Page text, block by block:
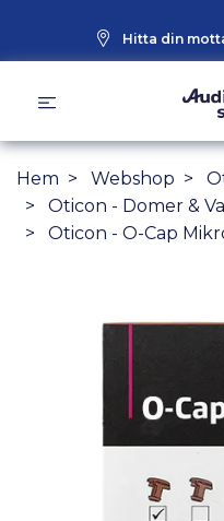
Hitta din
Hem Webshop
Oticon - Domer &
Oticon - O-Cap